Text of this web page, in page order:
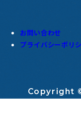
お問い合わせ
プライバシーポリ
Copyright